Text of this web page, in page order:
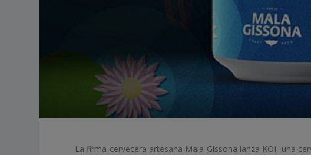
La firma cervecera artesana Mala Gissona lanza KOI, una